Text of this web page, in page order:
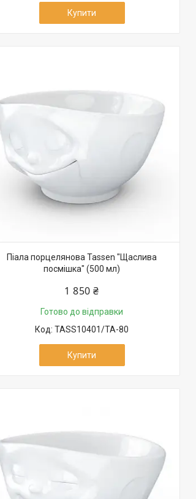
Купити
Піала порцелянова Tassen "Щаслива
посмішка" (500 мл)
1 850 ₴
Готово до відправки
TASS10401/TA-80
Купити